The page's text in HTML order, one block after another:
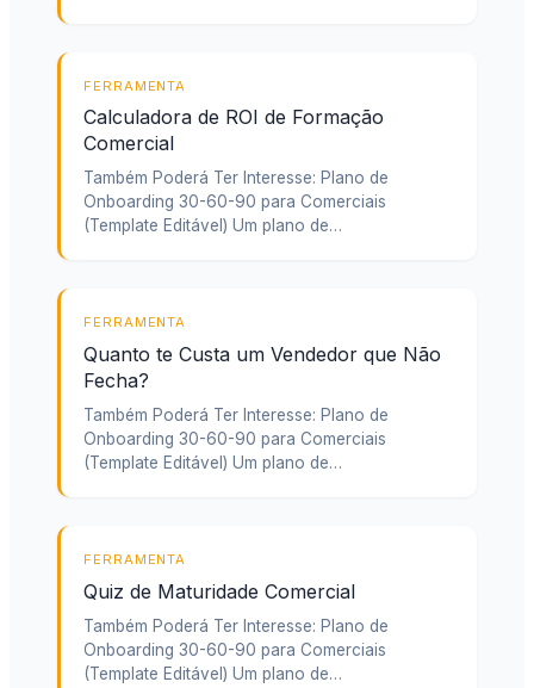
FERRAMENTA
Calculadora de ROI de Formação
Comercial
Também Poderá Ter Interesse: Plano de
Onboarding 30-60-90 para Comerciais
(Template Editável) Um plano de…
FERRAMENTA
Quanto te Custa um Vendedor que Não
Fecha?
Também Poderá Ter Interesse: Plano de
Onboarding 30-60-90 para Comerciais
(Template Editável) Um plano de…
FERRAMENTA
Quiz de Maturidade Comercial
Também Poderá Ter Interesse: Plano de
Onboarding 30-60-90 para Comerciais
(Template Editável) Um plano de…